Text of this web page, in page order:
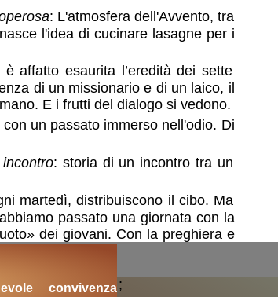
: L'atmosfera dell'Avvento, tra
l'idea di cucinare lasagne per i
affatto esaurita l’eredità dei sette
di un missionario e di un laico, il
E i frutti del dialogo si vedono.
un passato immerso nell'odio. Di
: storia di un incontro tra un
martedì, distribuiscono il cibo. Ma
passato una giornata con la
dei giovani. Con la preghiera e
convivenza ;